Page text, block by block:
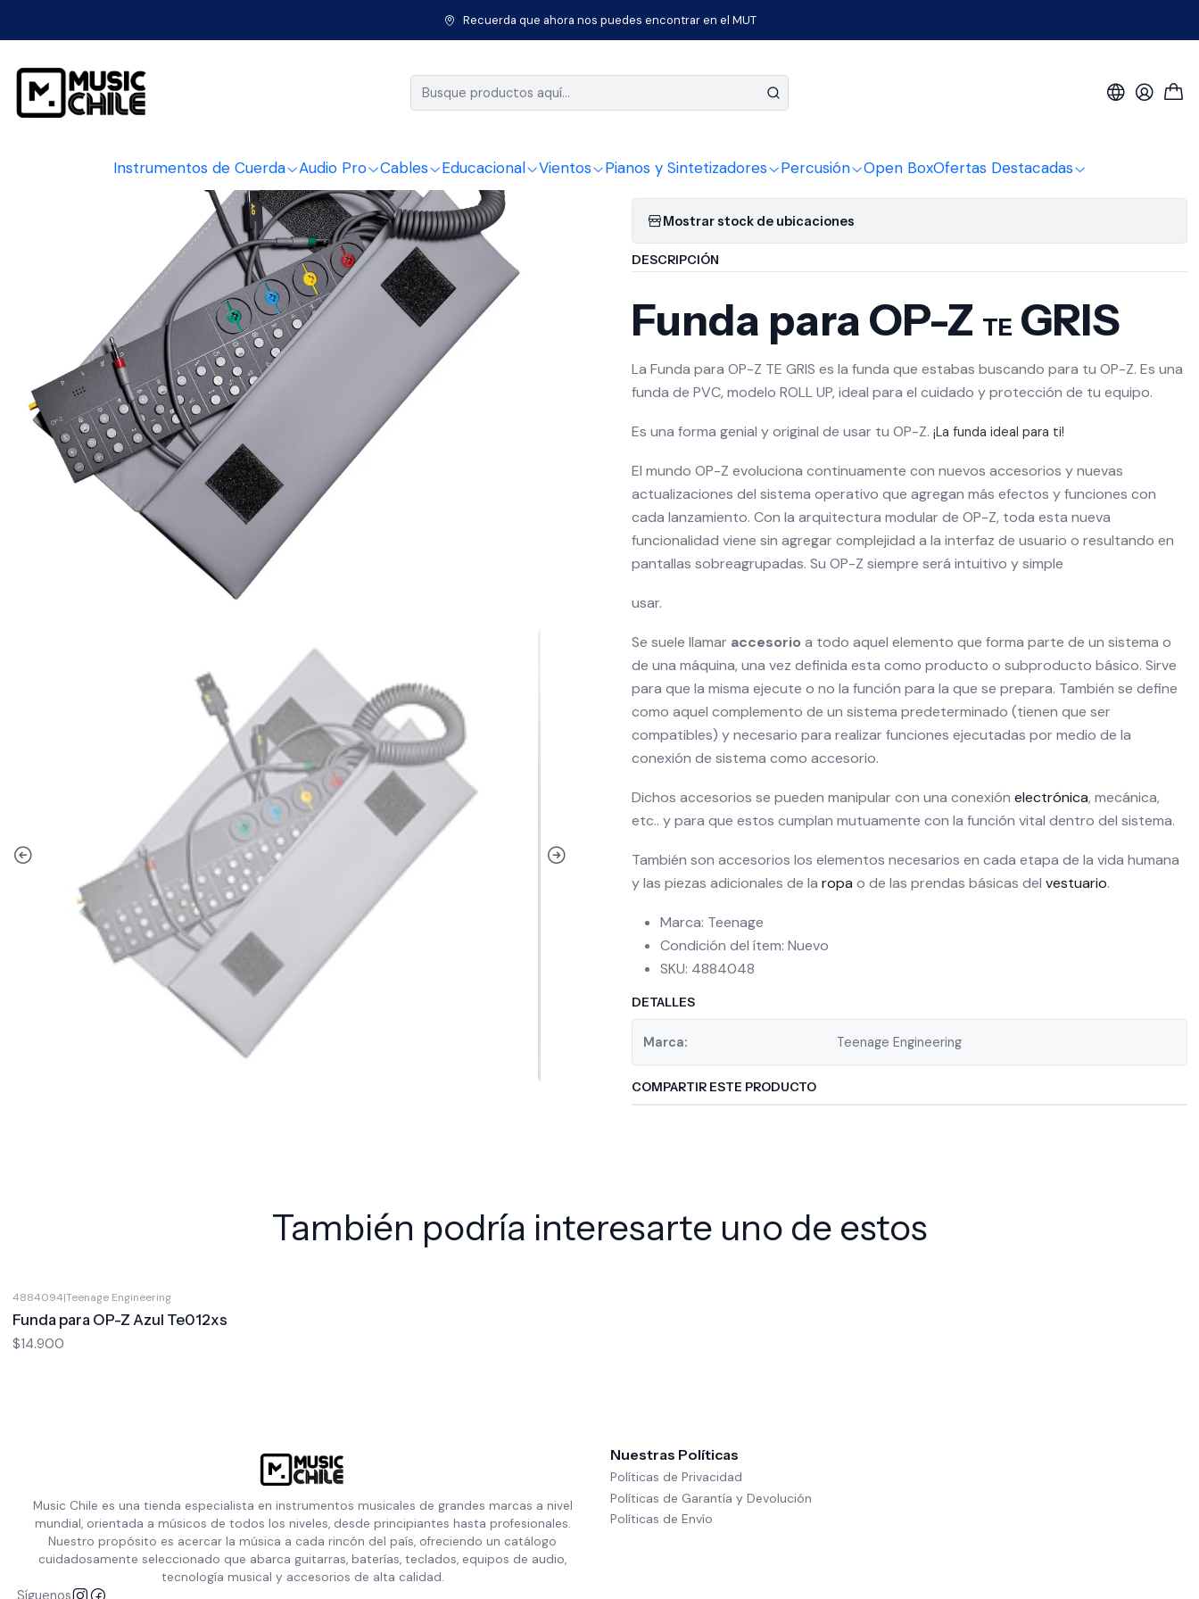
Instrumentos de Cuerda Audio Pro Cables Educacional Vientos Pianos y Sintetizadores Percusión Open BoxOfertas Destacadas
Recuerda que ahora nos puedes encontrar en el MUT
Inicio Sintetizadores Funda Para Op-Z Te Gris
|
Funda Para Op-Z Te Gris
Agregar a la lista de favoritos
Mostrar stock de ubicaciones
DESCRIPCIÓN
Funda para OP-Z TE GRIS
La Funda para OP-Z TE GRIS es la funda que estabas buscando para tu OP-Z. Es una
funda de PVC, modelo ROLL UP, ideal para el cuidado y protección de tu equipo.
Es una forma genial y original de usar tu OP-Z. ¡La funda ideal para ti!
El mundo OP-Z evoluciona continuamente con nuevos accesorios y nuevas
actualizaciones del sistema operativo que agregan más efectos y funciones con
cada lanzamiento. Con la arquitectura modular de OP-Z, toda esta nueva
funcionalidad viene sin agregar complejidad a la interfaz de usuario o resultando en
pantallas sobreagrupadas. Su OP-Z siempre será intuitivo y simple
usar.
Se suele llamar accesorio a todo aquel elemento que forma parte de un sistema o
de una máquina, una vez definida esta como producto o subproducto básico. Sirve
para que la misma ejecute o no la función para la que se prepara. También se define
como aquel complemento de un sistema predeterminado (tienen que ser
compatibles) y necesario para realizar funciones ejecutadas por medio de la
conexión de sistema como accesorio.
Dichos accesorios se pueden manipular con una conexión electrónica, mecánica,
etc.. y para que estos cumplan mutuamente con la función vital dentro del sistema.
También son accesorios los elementos necesarios en cada etapa de la vida humana
y las piezas adicionales de la ropa o de las prendas básicas del vestuario.
Marca: Teenage
Condición del ítem: Nuevo
SKU: 4884048
DETALLES
Marca: Teenage Engineering
COMPARTIR ESTE PRODUCTO
También podría interesarte uno de estos
4884094|Teenage Engineering
Funda para OP-Z Azul Te012xs
$14.900
Music Chile es una tienda especialista en instrumentos musicales de grandes marcas a nivel
mundial, orientada a músicos de todos los niveles, desde principiantes hasta profesionales.
Nuestro propósito es acercar la música a cada rincón del país, ofreciendo un catálogo
cuidadosamente seleccionado que abarca guitarras, baterías, teclados, equipos de audio,
tecnología musical y accesorios de alta calidad.
Síguenos
Nuestras Políticas
Políticas de Privacidad
Políticas de Garantía y Devolución
Políticas de Envío